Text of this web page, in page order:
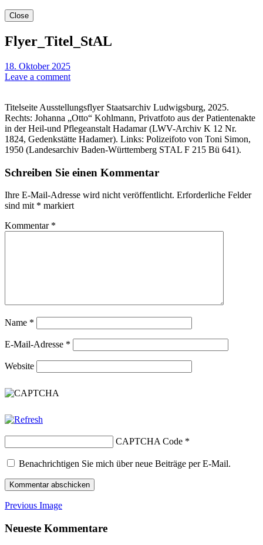
Close
Flyer_Titel_StAL
18. Oktober 2025
Leave a comment
Titelseite Ausstellungsflyer Staatsarchiv Ludwigsburg, 2025.
Rechts: Johanna „Otto“ Kohlmann, Privatfoto aus der Patientenakte
in der Heil-und Pflegeanstalt Hadamar (LWV-Archiv K 12 Nr.
1824, Gedenkstätte Hadamer). Links: Polizeifoto von Toni Simon,
1950 (Landesarchiv Baden-Württemberg STAL F 215 Bü 641).
Schreiben Sie einen Kommentar
Ihre E-Mail-Adresse wird nicht veröffentlicht. Erforderliche Felder
sind mit * markiert
Kommentar *
Name *
E-Mail-Adresse *
Website
CAPTCHA Code *
Benachrichtigen Sie mich über neue Beiträge per E-Mail.
Previous Image
Neueste Kommentare